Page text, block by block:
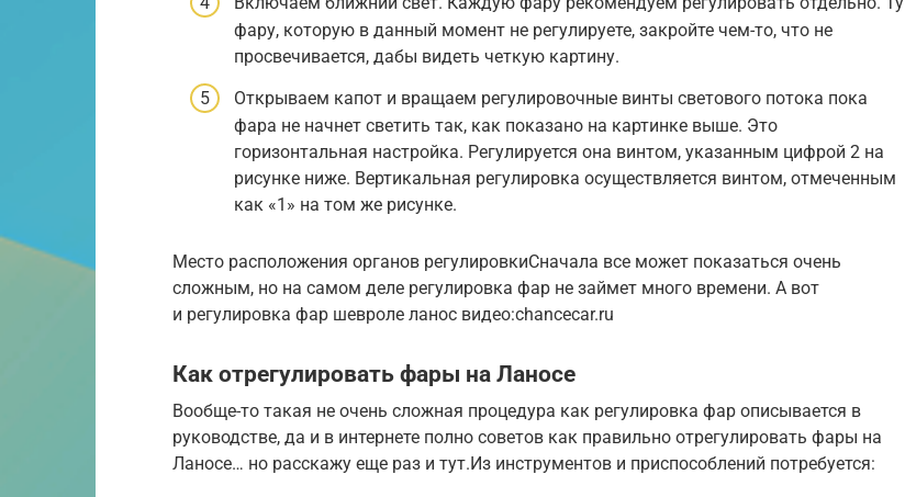
фару, которую в данный момент не регулируете, закройте чем-то, что не
просвечивается, дабы видеть четкую картину.
Открываем капот и вращаем регулировочные винты светового потока пока
фара не начнет светить так, как показано на картинке выше. Это
горизонтальная настройка. Регулируется она винтом, указанным цифрой 2 на
рисунке ниже. Вертикальная регулировка осуществляется винтом, отмеченным
как «1» на том же рисунке.
Место расположения органов регулировкиСначала все может показаться очень
сложным, но на самом деле регулировка фар не займет много времени. А вот
и регулировка фар шевроле ланос видео:chancecar.ru
Как отрегулировать фары на Ланосе
Вообще-то такая не очень сложная процедура как регулировка фар описывается в
руководстве, да и в интернете полно советов как правильно отрегулировать фары на
Ланосе… но расскажу еще раз и тут.Из инструментов и приспособлений потребуется: